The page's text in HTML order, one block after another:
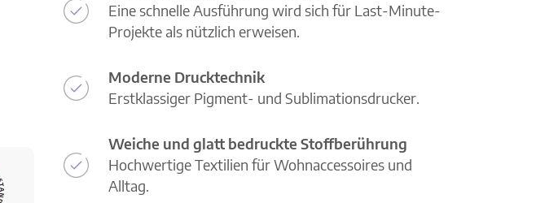
Eine schnelle Ausführung wird sich für Last-Minute-
Projekte als nützlich erweisen.
Moderne Drucktechnik
Erstklassiger Pigment- und Sublimationsdrucker.
Weiche und glatt bedruckte Stoffberührung
Hochwertige Textilien für Wohnaccessoires und
Alltag.